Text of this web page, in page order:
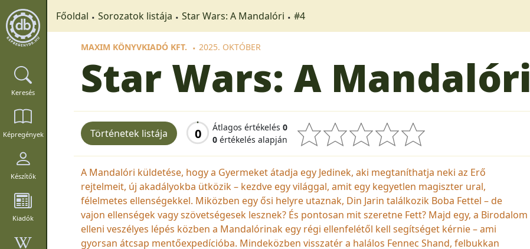
Keresés
Képregények
Készítők
Kiadók
Főoldal Sorozatok listája Star Wars: A Mandalóri #4
MAXIM KÖNYVKIADÓ KFT. 2025. OKTÓBER
Star Wars: A Mandalóri
Történetek listája 0 Átlagos értékelés 0
0 értékelés alapján
A Mandalóri küldetése, hogy a Gyermeket átadja egy Jedinek, aki megtaníthatja neki az Erő
rejtelmeit, új akadályokba ütközik – kezdve egy világgal, amit egy kegyetlen magiszter ural,
félelmetes ellenségekkel. Miközben egy ősi helyre utaznak, Din Jarin találkozik Boba Fettel – de
vajon ellenségek vagy szövetségesek lesznek? És pontosan mit szeretne Fett? Majd egy, a Birodalom
elleni veszélyes lépés közben a Mandalórinak egy régi ellenfelétől kell segítséget kérnie – ami
gyorsan átcsap mentőexpedícióba. Mindeközben visszatér a halálos Fennec Shand, felbukkan